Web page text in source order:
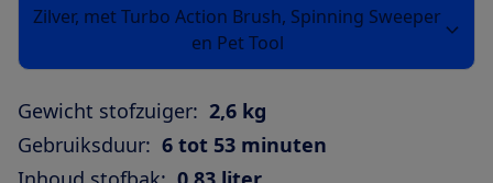
Zilver, met Turbo Action Brush, Spinning Sweeper
en Pet Tool
Gewicht stofzuiger: 2,6 kg
Gebruiksduur: 6 tot 53 minuten